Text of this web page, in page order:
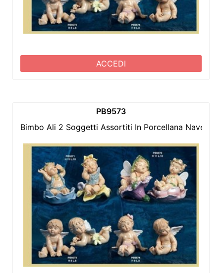
ACCEDI
PB9573
Bimbo Ali 2 Soggetti Assortiti In Porcellana Navel